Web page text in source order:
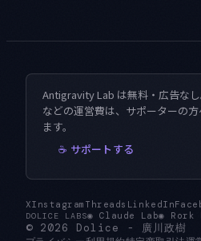
Antigravity Lab は無料・広告な
などの運営費は、サポーターの
ます。
☕ サポートする
© 2026 Dolice - 廣川政樹
XInstagram Threads LinkedIn
DOLICE LABS◉ Claude Lab◉ Rork